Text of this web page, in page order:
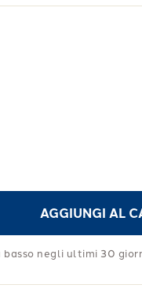
AGGIUNGI AL
basso negli ultimi 30